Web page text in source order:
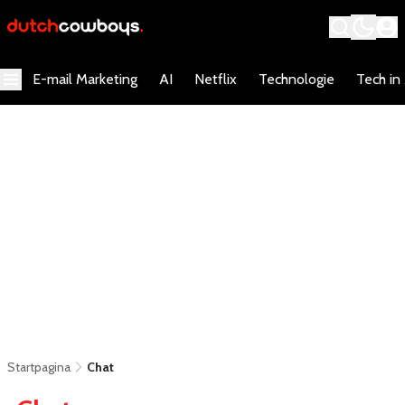
E-mail Marketing AI Netflix Technologie Tech in
Startpagina Chat